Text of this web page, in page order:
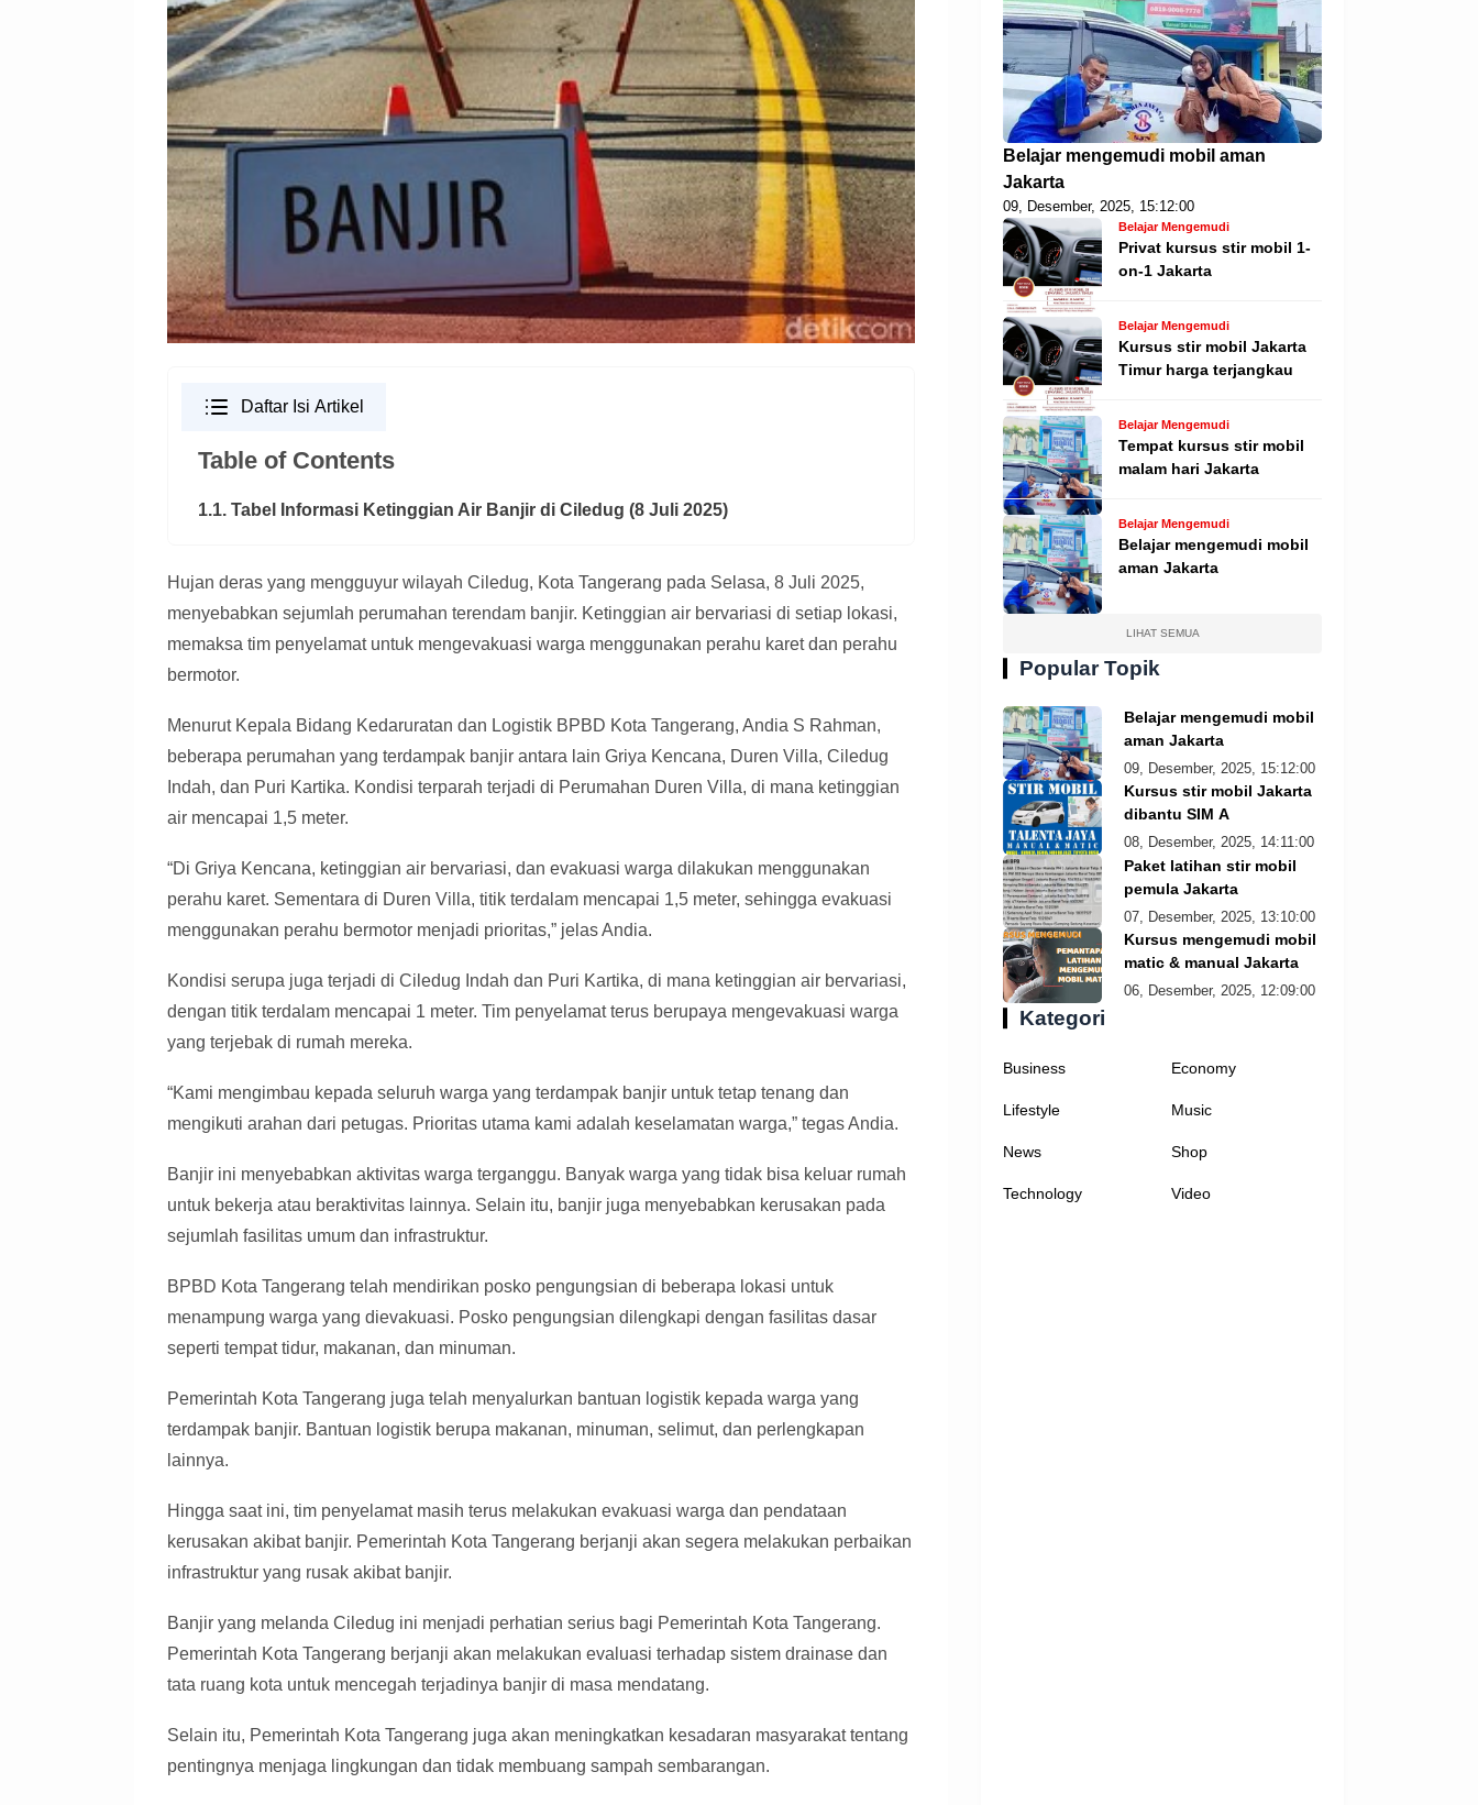
Daftar Isi Artikel
Table of Contents
1.1. Tabel Informasi Ketinggian Air Banjir di Ciledug (8 Juli 2025)
Hujan deras yang mengguyur wilayah Ciledug, Kota Tangerang pada Selasa, 8 Juli 2025,
menyebabkan sejumlah perumahan terendam banjir. Ketinggian air bervariasi di setiap lokasi,
memaksa tim penyelamat untuk mengevakuasi warga menggunakan perahu karet dan perahu
bermotor.
Menurut Kepala Bidang Kedaruratan dan Logistik BPBD Kota Tangerang, Andia S Rahman,
beberapa perumahan yang terdampak banjir antara lain Griya Kencana, Duren Villa, Ciledug
Indah, dan Puri Kartika. Kondisi terparah terjadi di Perumahan Duren Villa, di mana ketinggian
air mencapai 1,5 meter.
“Di Griya Kencana, ketinggian air bervariasi, dan evakuasi warga dilakukan menggunakan
perahu karet. Sementara di Duren Villa, titik terdalam mencapai 1,5 meter, sehingga evakuasi
menggunakan perahu bermotor menjadi prioritas,” jelas Andia.
Kondisi serupa juga terjadi di Ciledug Indah dan Puri Kartika, di mana ketinggian air bervariasi,
dengan titik terdalam mencapai 1 meter. Tim penyelamat terus berupaya mengevakuasi warga
yang terjebak di rumah mereka.
“Kami mengimbau kepada seluruh warga yang terdampak banjir untuk tetap tenang dan
mengikuti arahan dari petugas. Prioritas utama kami adalah keselamatan warga,” tegas Andia.
Banjir ini menyebabkan aktivitas warga terganggu. Banyak warga yang tidak bisa keluar rumah
untuk bekerja atau beraktivitas lainnya. Selain itu, banjir juga menyebabkan kerusakan pada
sejumlah fasilitas umum dan infrastruktur.
BPBD Kota Tangerang telah mendirikan posko pengungsian di beberapa lokasi untuk
menampung warga yang dievakuasi. Posko pengungsian dilengkapi dengan fasilitas dasar
seperti tempat tidur, makanan, dan minuman.
Pemerintah Kota Tangerang juga telah menyalurkan bantuan logistik kepada warga yang
terdampak banjir. Bantuan logistik berupa makanan, minuman, selimut, dan perlengkapan
lainnya.
Hingga saat ini, tim penyelamat masih terus melakukan evakuasi warga dan pendataan
kerusakan akibat banjir. Pemerintah Kota Tangerang berjanji akan segera melakukan perbaikan
infrastruktur yang rusak akibat banjir.
Banjir yang melanda Ciledug ini menjadi perhatian serius bagi Pemerintah Kota Tangerang.
Pemerintah Kota Tangerang berjanji akan melakukan evaluasi terhadap sistem drainase dan
tata ruang kota untuk mencegah terjadinya banjir di masa mendatang.
Selain itu, Pemerintah Kota Tangerang juga akan meningkatkan kesadaran masyarakat tentang
pentingnya menjaga lingkungan dan tidak membuang sampah sembarangan.
Belajar mengemudi mobil aman
Jakarta
09, Desember, 2025, 15:12:00
Belajar Mengemudi
Privat kursus stir mobil 1-
on-1 Jakarta
Belajar Mengemudi
Kursus stir mobil Jakarta
Timur harga terjangkau
Belajar Mengemudi
Tempat kursus stir mobil
malam hari Jakarta
Belajar Mengemudi
Belajar mengemudi mobil
aman Jakarta
LIHAT SEMUA
Popular Topik
Belajar mengemudi mobil
aman Jakarta
09, Desember, 2025, 15:12:00
Kursus stir mobil Jakarta
dibantu SIM A
08, Desember, 2025, 14:11:00
Paket latihan stir mobil
pemula Jakarta
07, Desember, 2025, 13:10:00
Kursus mengemudi mobil
matic & manual Jakarta
06, Desember, 2025, 12:09:00
Kategori
Business Economy
Lifestyle Music
News Shop
Technology Video